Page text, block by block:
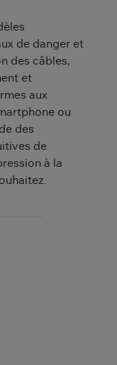
de danger et
des câbles,
et
aux
ou
des
de
à la